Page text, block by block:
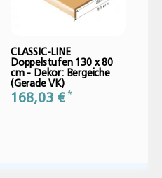
CLASSIC-LINE
Doppelstufen 130 x 80
cm - Dekor: Bergeiche
(Gerade VK)
168,03 €*